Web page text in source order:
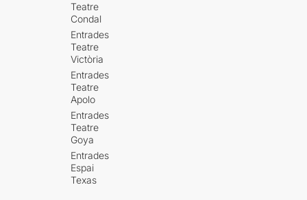
Teatre
Condal
Entrades
Teatre
Victòria
Entrades
Teatre
Apolo
Entrades
Teatre
Goya
Entrades
Espai
Texas